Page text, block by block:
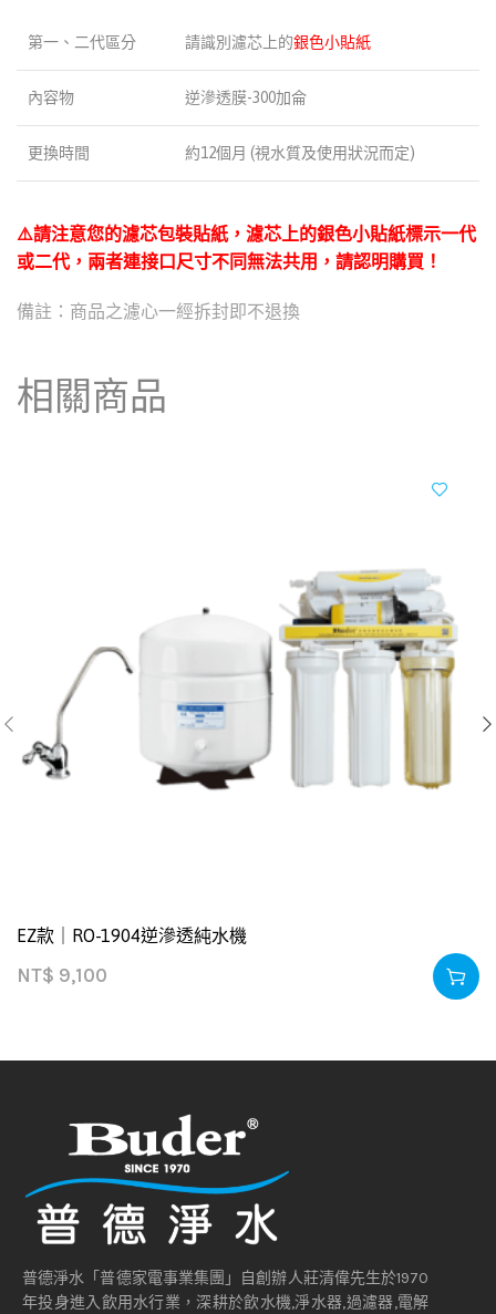
第一、二代區分 請識別濾芯上的銀色小貼紙
內容物 逆滲透膜-300加侖
更換時間 約12個月 (視水質及使用狀況而定)
⚠️請注意您的濾芯包裝貼紙，濾芯上的銀色小貼紙標示一代
或二代，兩者連接口尺寸不同無法共用，請認明購買！
備註：商品之濾心一經拆封即不退換
相關商品
EZ款｜RO-1904逆滲透純水機
NT$ 9,100
普德淨水「普德家電事業集團」自創辦人莊清偉先生於1970
年投身進入飲用水行業，深耕於飲水機,淨水器,過濾器,電解